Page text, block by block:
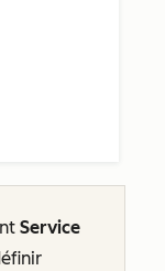
Service